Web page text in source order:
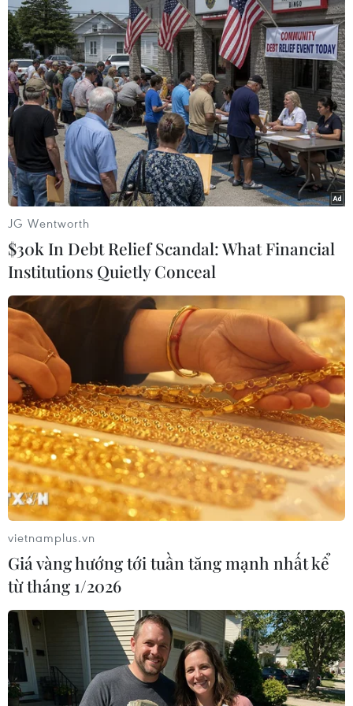
phương.
Thủ tướng Ấn Độ Narendra Modi bắt đầu
chuyến công du 5 nước
04/06/2016 10:43
Thủ tướng Ấn Độ Narendra Modi sáng 4/6 đã lên
đường, bắt đầu chuyến công du 5 nước gồm
Afghanistan, Qatar, Thụy Sĩ, Mỹ và Mexico.
JG Wentworth
$30k In Debt Relief Scandal: What Financial
Institutions Quietly Conceal
vietnamplus.vn
Giá vàng hướng tới tuần tăng mạnh nhất kể
từ tháng 1/2026